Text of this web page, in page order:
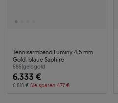
Tennisarmband Luminy 4,5 mm:
Gold, blaue Saphire
585|gelbgold
6.333 €
6.810 € Sie sparen 477 €